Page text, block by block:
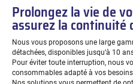
–
Prolongez la vie de
assurez la continuité
Nous vous proposons une large
détachées, disponibles jusqu’à 10
Pour éviter toute interruption, nous
consommables adapté à vos